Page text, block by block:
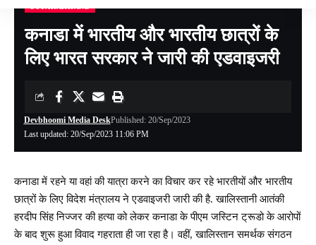
Devbhoomi Media >Blog>NATIONAL> UTTARAKHAND>कनाडा में भारतीय और भारतीय छात्रों के लिए भारत सरकार ने जारी की एडवाइजरी
कनाडा में भारतीय और भारतीय छात्रों के
लिए भारत सरकार ने जारी की एडवाइजरी
Last updated: 20/Sep/2023 11:06 PM
Devbhoomi Media DeskPublished: 20/Sep/2023
कनाडा में रहने या वहां की यात्रा करने का विचार कर रहे भारतीयों और भारतीय
छात्रों के लिए विदेश मंत्रालय ने एडवाइजरी जारी की है. खालिस्तानी आतंकी
हरदीप सिंह निज्जर की हत्या को लेकर कनाडा के पीएम जस्टिन ट्रूडो के आरोपों
के बाद शुरू हुआ विवाद गहराता ही जा रहा है। वहीं, खालिस्तान समर्थक संगठन